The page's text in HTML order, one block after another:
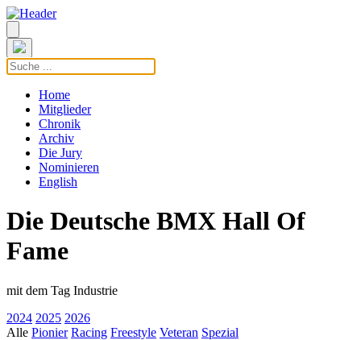
Home
Mitglieder
Chronik
Archiv
Die Jury
Nominieren
English
Die Deutsche BMX Hall Of
Fame
mit dem Tag Industrie
2024 2025 2026
Alle Pionier Racing Freestyle Veteran Spezial